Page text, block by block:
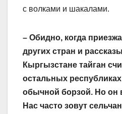
с волками и шакалами.
– Обидно, когда
других стран и
Кыргызстане тайган
остальных
обычной борзой. Но он
Нас часто зовут